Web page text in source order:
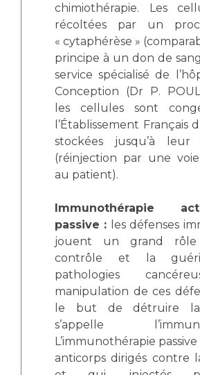
chimiothérapie. Les
récoltées par un
« cytaphérèse »
principe à un don de
service spécialisé de
Conception (Dr P.
les cellules sont
l’Établissement Français
stockées jusqu’à leur
(réinjection par une
au patient).
Immunothérapie
passive : les défenses
jouent un grand
contrôle et la
pathologies
manipulation de ces
le but de détruire
s’appelle
L’immunothérapie
anticorps dirigés contre